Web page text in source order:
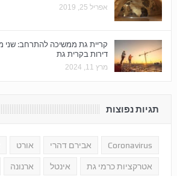
אפריל 25, 2019
דירות בקרית גת
מרץ 11, 2024
תגיות נפוצות
Coronavirus אבירם דהרי אורט
אטרקציות כרמי גת אינטל ארנונה